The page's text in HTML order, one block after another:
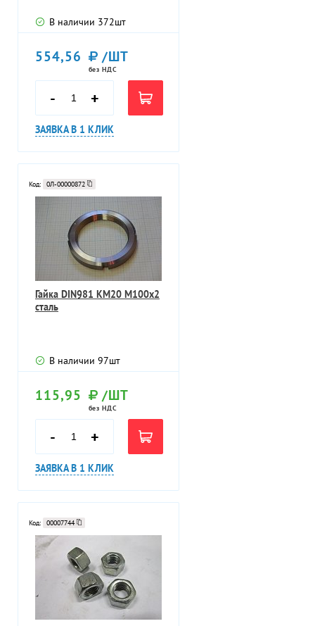
В наличии 372шт
554,56 /ШТ
без НДС
- +
ЗАЯВКА В 1 КЛИК
Код: 0Л-00000872
Гайка DIN981 KM20 M100х2
сталь
В наличии 97шт
115,95 /ШТ
без НДС
- +
ЗАЯВКА В 1 КЛИК
Код: 00007744